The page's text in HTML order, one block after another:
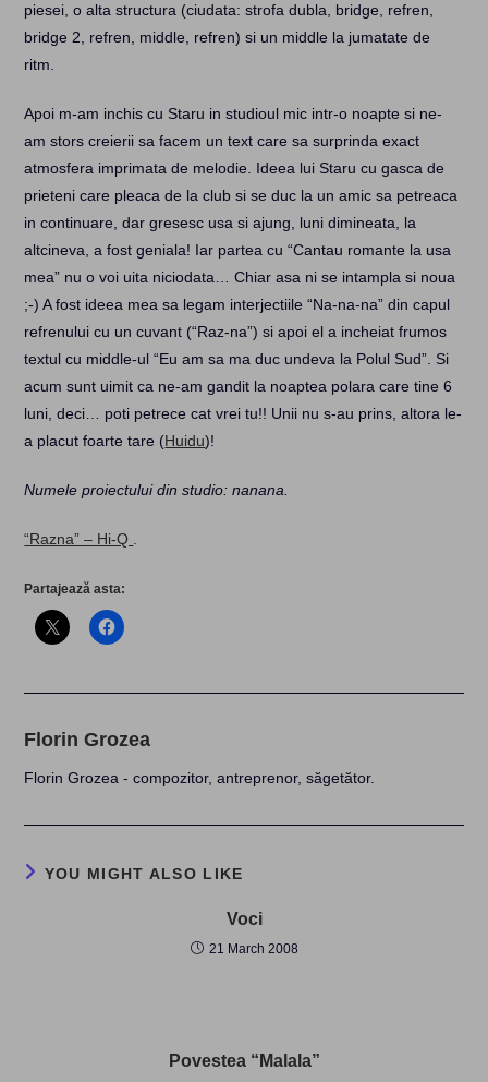
piesei, o alta structura (ciudata: strofa dubla, bridge, refren,
bridge 2, refren, middle, refren) si un middle la jumatate de
ritm.
Apoi m-am inchis cu Staru in studioul mic intr-o noapte si ne-
am stors creierii sa facem un text care sa surprinda exact
atmosfera imprimata de melodie. Ideea lui Staru cu gasca de
prieteni care pleaca de la club si se duc la un amic sa petreaca
in continuare, dar gresesc usa si ajung, luni dimineata, la
altcineva, a fost geniala! Iar partea cu “Cantau romante la usa
mea” nu o voi uita niciodata… Chiar asa ni se intampla si noua
;-) A fost ideea mea sa legam interjectiile “Na-na-na” din capul
refrenului cu un cuvant (“Raz-na”) si apoi el a incheiat frumos
textul cu middle-ul “Eu am sa ma duc undeva la Polul Sud”. Si
acum sunt uimit ca ne-am gandit la noaptea polara care tine 6
luni, deci… poti petrece cat vrei tu!! Unii nu s-au prins, altora le-
a placut foarte tare (Huidu)!
Numele proiectului din studio: nanana.
“Razna” – Hi-Q
Partajează asta:
Florin Grozea
Florin Grozea - compozitor, antreprenor, săgetător.
YOU MIGHT ALSO LIKE
Voci
21 March 2008
Povestea “Malala”